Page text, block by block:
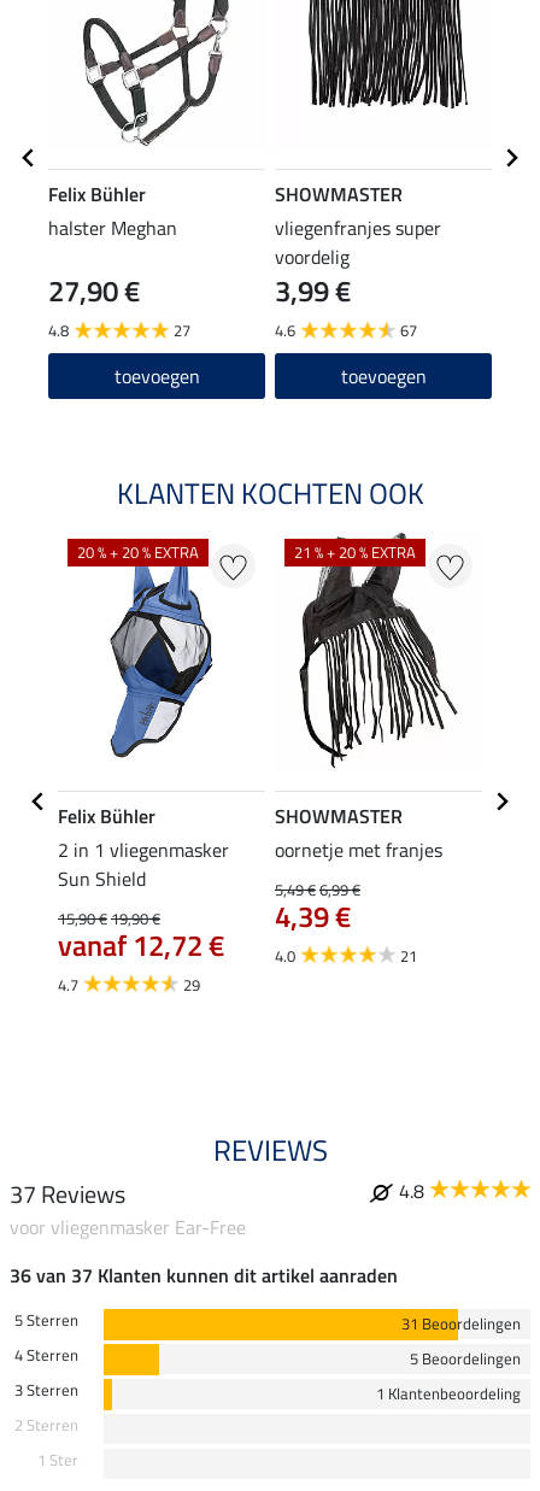
Felix Bühler
halster Meghan
27,90 €
4.8 27
toevoegen
SHOWMASTER
vliegenfranjes super
voordelig
3,99 €
4.6 67
toevoegen
KLANTEN KOCHTEN OOK
20 % + 20 % EXTRA
Felix Bühler
2 in 1 vliegenmasker
Sun Shield
15,90 €19,90 €
vanaf 12,72 €
4.7 29
21 % + 20 % EXTRA
SHOWMASTER
oornetje met franjes
5,49 €6,99 €
4,39 €
4.0 21
Felix
REVIEWS
37 Reviews
4.8
voor vliegenmasker Ear-Free
36 van 37 Klanten kunnen dit artikel aanraden
5 Sterren
31 Beoordelingen
4 Sterren
5 Beoordelingen
3 Sterren
1 Klantenbeoordeling
2 Sterren
1 Ster